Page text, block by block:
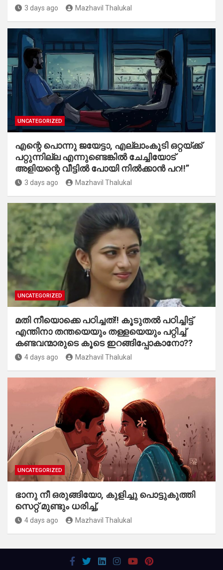
3 days ago Mazhavil Thalukal
UNCATEGORIZED
എന്റെ പൊന്നു ജയേട്ടാ, എല്ലാംകൂടി ഒറ്റയ്ക്ക്
പറ്റുന്നില്ല എന്നുണ്ടെങ്കിൽ ചേച്ചിയോട്
അളിയന്റെ വീട്ടിൽ പോയി നിൽക്കാൻ പറ!!”
3 days ago Mazhavil Thalukal
UNCATEGORIZED
മതി നീയൊക്കെ പഠിച്ചത്!! കൂടുതൽ പഠിച്ചിട്ട്
എന്തിനാ തന്തയെയും തള്ളയെയും പറ്റിച്ച്
കണ്ടവന്മാരുടെ കൂടെ ഇറങ്ങിപ്പോകാനോ??
4 days ago Mazhavil Thalukal
UNCATEGORIZED
ഭാനു നീ ഒരുങ്ങിയോ, കുളിച്ചു പൊട്ടുകുത്തി
സെറ്റ് മുണ്ടും ധരിച്ച്,
4 days ago Mazhavil Thalukal